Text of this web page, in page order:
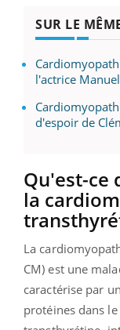
SUR LE
l'actrice
d'espoir de
Qu'est-ce
la
La
CM) est une
caractérise par
protéines dans